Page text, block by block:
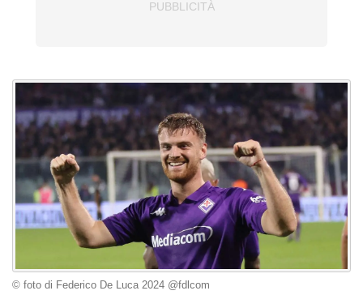
© foto di Federico De Luca 2024 @fdlcom